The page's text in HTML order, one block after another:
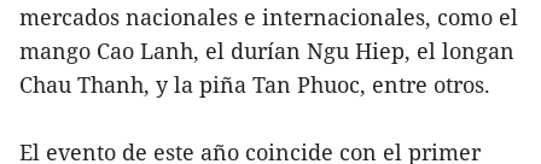
mercados nacionales e internacionales, como el
mango Cao Lanh, el durían Ngu Hiep, el longan
Chau Thanh, y la piña Tan Phuoc, entre otros.
El evento de este año coincide con el primer